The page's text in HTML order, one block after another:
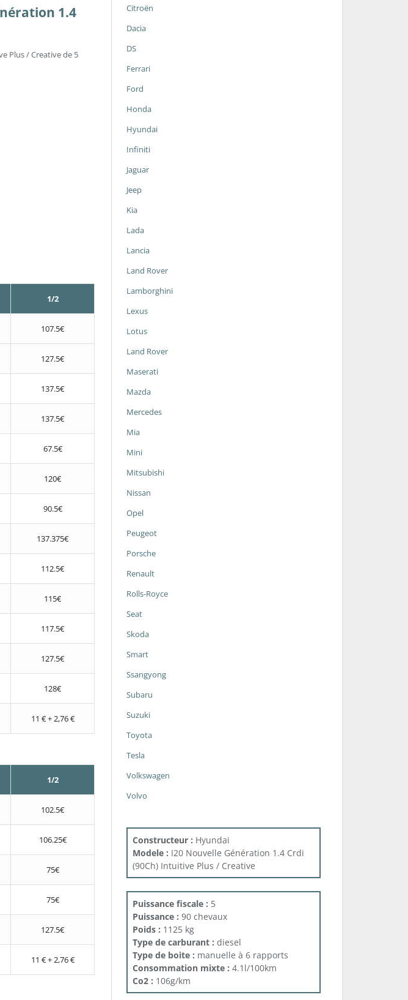
1.4
Plus / Creative de 5
1/2
107.5€
127.5€
137.5€
137.5€
67.5€
120€
90.5€
137.375€
112.5€
115€
117.5€
127.5€
128€
11 € + 2,76 €
1/2
102.5€
106.25€
75€
75€
127.5€
11 € + 2,76 €
Citroën
Dacia
DS
Ferrari
Ford
Honda
Hyundai
Infiniti
Jaguar
Jeep
Kia
Lada
Lancia
Land Rover
Lamborghini
Lexus
Lotus
Land Rover
Maserati
Mazda
Mercedes
Mia
Mini
Mitsubishi
Nissan
Opel
Peugeot
Porsche
Renault
Rolls-Royce
Seat
Skoda
Smart
Ssangyong
Subaru
Suzuki
Toyota
Tesla
Volkswagen
Volvo
Constructeur : Hyundai
Modele : I20 Nouvelle Génération 1.4 Crdi
(90Ch) Intuitive Plus / Creative
Puissance fiscale : 5
Puissance : 90 chevaux
Poids : 1125 kg
Type de carburant : diesel
Type de boite : manuelle à 6 rapports
Consommation mixte : 4.1l/100km
Co2 : 106g/km